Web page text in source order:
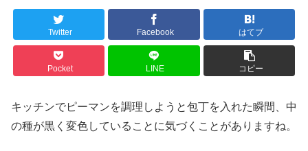
Twitter Facebook はてブ
Pocket LINE コピー
キッチンでピーマンを調理しようと包丁を入れた瞬間、中
の種が黒く変色していることに気づくことがありますね。